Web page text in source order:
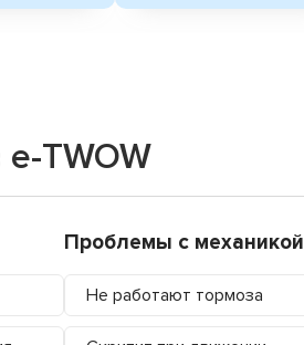
TWOW
Проблемы с механикой
Не работают тормоза